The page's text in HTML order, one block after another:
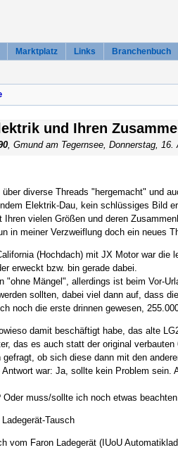
Marktplatz Links Branchenbuch
und Ihren
, Gmund am Tegernsee, Donnerstag,
über diverse Threads "hergemacht" und
Elektrik-Dau, kein schlüssiges Bild
vielen Größen und deren
in meiner Verzweiflung doch ein neues
(Hochdach) mit JX Motor war
erweckt bzw. bin gerade dabei.
"ohne Mängel", allerdings ist beim Vor-
sollten, dabei viel dann auf, dass
noch die erste drinnen gewesen,
damit beschäftigt habe, das alte
das es auch statt der original
ob sich diese dann mit den
war: Ja, sollte kein Problem sein.
Oder muss/sollte ich noch etwas
Tausch
vom Faron Ladegerät (IUoU